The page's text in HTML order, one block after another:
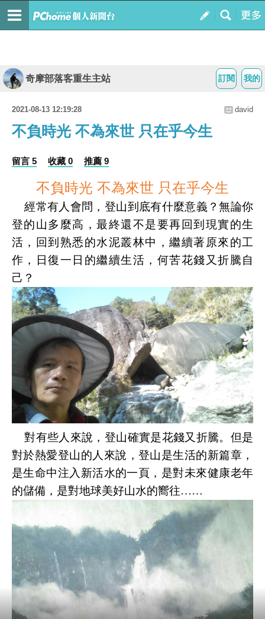
我的
訂閱
奇摩部落客重生主站
2021-08-13 12:19:28 david
不負時光 不為來世 只在乎今生
留言 5 收藏 0 推薦 9
不負時光 不為來世 只在乎今生
經常有人會問，登山到底有什麼意義？無論你
登的山多麼高，最終還不是要再回到現實的生
活，回到熟悉的水泥叢林中，繼續著原來的工
作，日復一日的繼續生活，何苦花錢又折騰自
己？
對有些人來說，登山確實是花錢又折騰。但是
對於熱愛登山的人來說， 登山是生活的新篇章，
是生命中注入新活水的一頁，是對未來健康老年
的儲備，是對地球美好山水的嚮往……